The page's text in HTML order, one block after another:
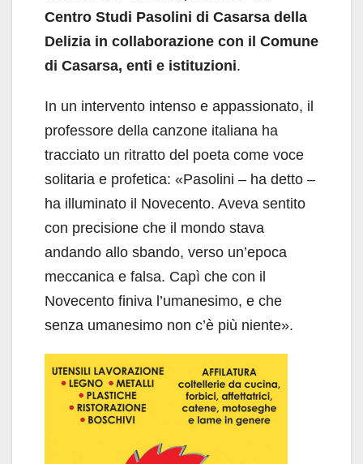
Centro Studi Pasolini di Casarsa della
Delizia in collaborazione con il Comune
di Casarsa, enti e istituzioni.
In un intervento intenso e appassionato, il
professore della canzone italiana ha
tracciato un ritratto del poeta come voce
solitaria e profetica: «Pasolini – ha detto –
ha illuminato il Novecento. Aveva sentito
con precisione che il mondo stava
andando allo sbando, verso un’epoca
meccanica e falsa. Capì che con il
Novecento finiva l’umanesimo, e che
senza umanesimo non c’è più niente».